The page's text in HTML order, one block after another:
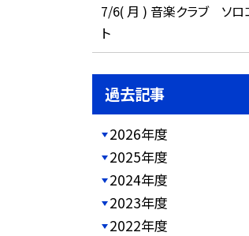
7/6( 月 ) 音楽クラブ ソロ
ト
過去記事
2026年度
2025年度
2024年度
2023年度
2022年度